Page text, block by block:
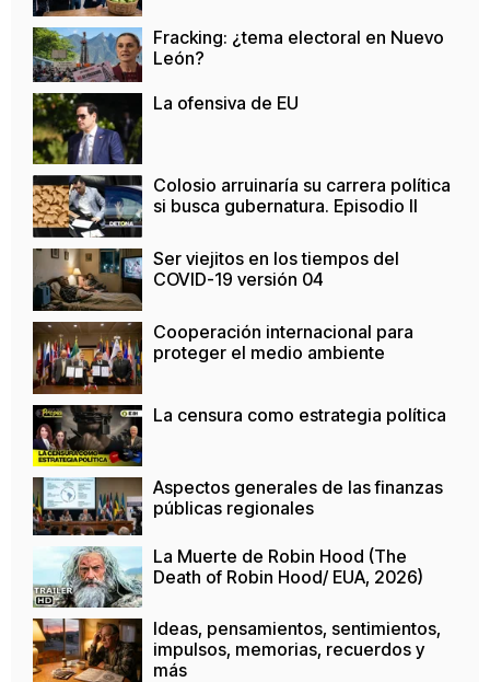
Fracking: ¿tema electoral en Nuevo
León?
La ofensiva de EU
Colosio arruinaría su carrera política
si busca gubernatura. Episodio II
Ser viejitos en los tiempos del
COVID-19 versión 04
Cooperación internacional para
proteger el medio ambiente
La censura como estrategia política
Aspectos generales de las finanzas
públicas regionales
La Muerte de Robin Hood (The
Death of Robin Hood/ EUA, 2026)
Ideas, pensamientos, sentimientos,
impulsos, memorias, recuerdos y
más